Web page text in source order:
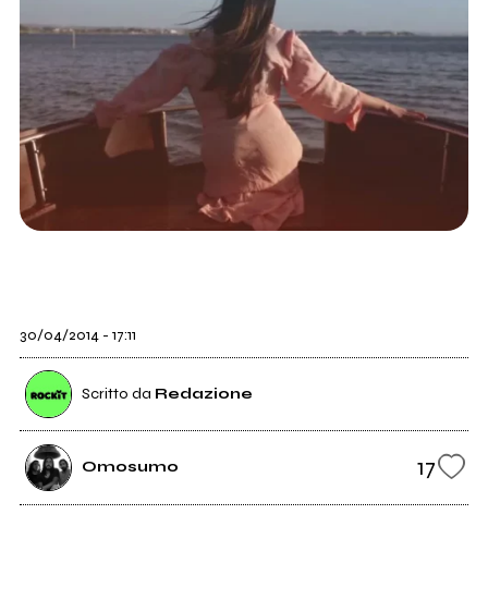
30/04/2014 - 17:11
Scritto da Redazione
Omosumo 17